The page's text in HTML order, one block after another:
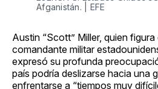
Afganistán. | EFE
Austin “Scott” Miller, quien
comandante militar
expresó su profunda
país podría deslizarse hacia una
enfrentarse a “tiempos muy